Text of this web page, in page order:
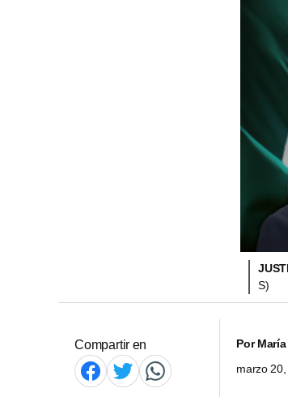
S)
Compartir en Por
marzo